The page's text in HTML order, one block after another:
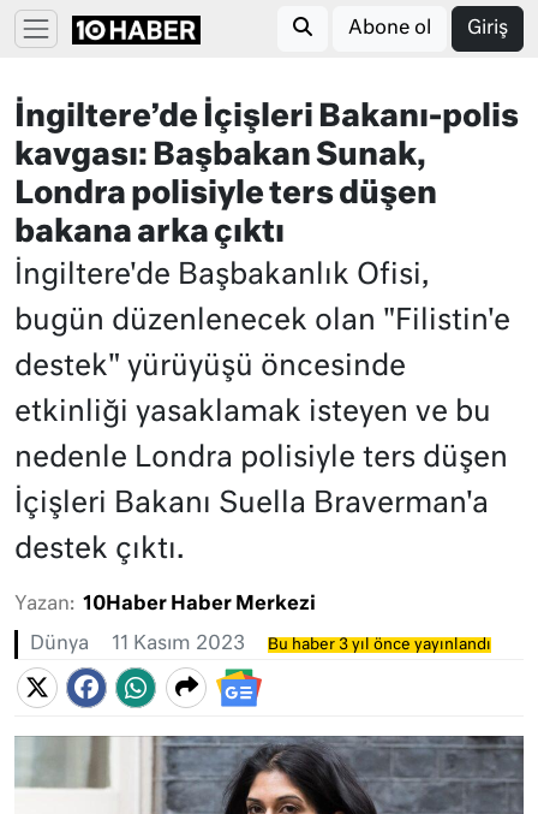
Abone ol Giriş
İngiltere’de İçişleri Bakanı-polis
kavgası: Başbakan Sunak,
Londra polisiyle ters düşen
bakana arka çıktı
İngiltere'de Başbakanlık Ofisi,
bugün düzenlenecek olan "Filistin'e
destek" yürüyüşü öncesinde
etkinliği yasaklamak isteyen ve bu
nedenle Londra polisiyle ters düşen
İçişleri Bakanı Suella Braverman'a
destek çıktı.
Yazan: 10Haber Haber Merkezi
Dünya 11 Kasım 2023 Bu haber 3 yıl önce yayınlandı